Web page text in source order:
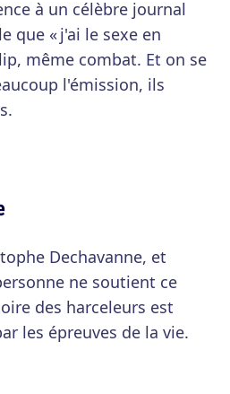
à un célèbre journal
que « j'ai le sexe en
même combat. Et on se
l'émission, ils
Dechavanne, et
ne soutient ce
des harceleurs est
les épreuves de la vie.